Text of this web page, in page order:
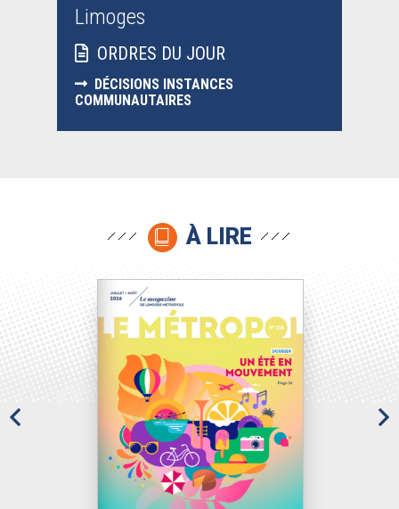
Limoges
ORDRES DU JOUR
DÉCISIONS INSTANCES
COMMUNAUTAIRES
À LIRE